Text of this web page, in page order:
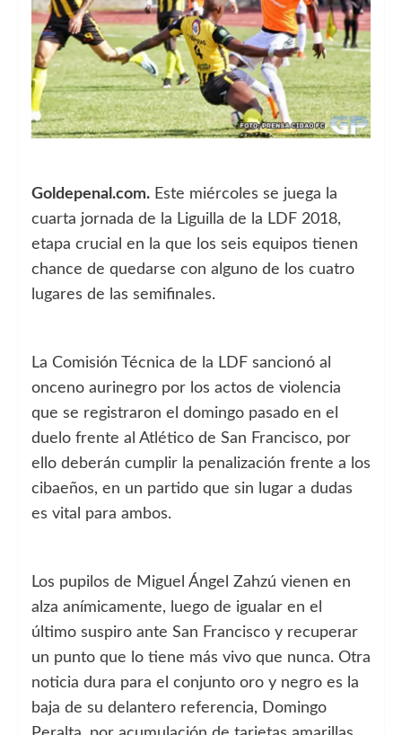
Goldepenal.com. Este miércoles se juega la
cuarta jornada de la Liguilla de la LDF 2018,
etapa crucial en la que los seis equipos tienen
chance de quedarse con alguno de los cuatro
lugares de las semifinales.
La Comisión Técnica de la LDF sancionó al
onceno aurinegro por los actos de violencia
que se registraron el domingo pasado en el
duelo frente al Atlético de San Francisco, por
ello deberán cumplir la penalización frente a los
cibaeños, en un partido que sin lugar a dudas
es vital para ambos.
Los pupilos de Miguel Ángel Zahzú vienen en
alza anímicamente, luego de igualar en el
último suspiro ante San Francisco y recuperar
un punto que lo tiene más vivo que nunca. Otra
noticia dura para el conjunto oro y negro es la
baja de su delantero referencia, Domingo